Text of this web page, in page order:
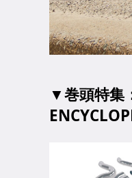
▼巻頭特集